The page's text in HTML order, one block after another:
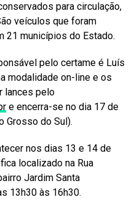
para circulação,
veículos que foram
21 municípios do Estado.
pelo certame é Luís
modalidade on-line e os
lances pelo
e encerra-se no dia 17 de
Grosso do Sul).
nos dias 13 e 14 de
localizado na Rua
Jardim Santa
13h30 às 16h30.